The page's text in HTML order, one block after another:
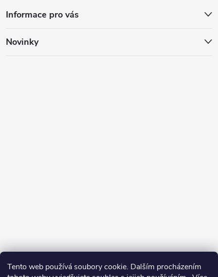
Tento web používá soubory cookie. Dalším procházením
Informace pro vás
Novinky